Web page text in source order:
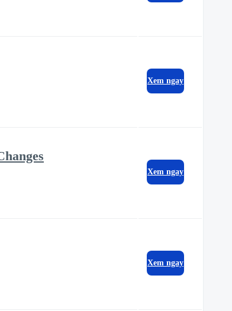
Xem ngay
Xem ngay
Xem ngay